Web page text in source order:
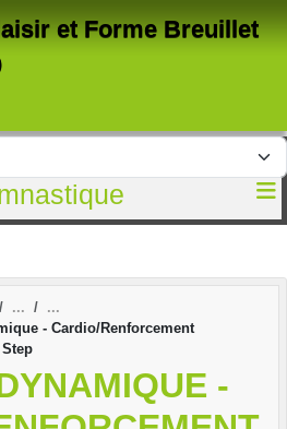
et Forme Breuillet
- Cardio/Renforcement
-